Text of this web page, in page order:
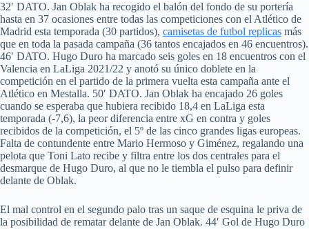
e
n
i
d
o
32′ DATO. Jan Oblak ha recogido el balón del fondo de su portería
hasta en 37 ocasiones entre todas las competiciones con el Atlético de
Madrid esta temporada (30 partidos), camisetas de futbol replicas más
que en toda la pasada campaña (36 tantos encajados en 46 encuentros).
46′ DATO. Hugo Duro ha marcado seis goles en 18 encuentros con el
Valencia en LaLiga 2021/22 y anotó su único doblete en la
competición en el partido de la primera vuelta esta campaña ante el
Atlético en Mestalla. 50′ DATO. Jan Oblak ha encajado 26 goles
cuando se esperaba que hubiera recibido 18,4 en LaLiga esta
temporada (-7,6), la peor diferencia entre xG en contra y goles
recibidos de la competición, el 5º de las cinco grandes ligas europeas.
Falta de contundente entre Mario Hermoso y Giménez, regalando una
pelota que Toni Lato recibe y filtra entre los dos centrales para el
desmarque de Hugo Duro, al que no le tiembla el pulso para definir
delante de Oblak.
El mal control en el segundo palo tras un saque de esquina le priva de
la posibilidad de rematar delante de Jan Oblak. 44′ Gol de Hugo Duro